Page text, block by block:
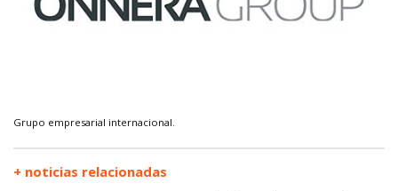
Grupo empresarial internacional.
+ noticias relacionadas